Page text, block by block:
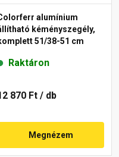
alumínium
kéményszegély,
51/38-51 cm
Raktáron
870 Ft / db
Megnézem